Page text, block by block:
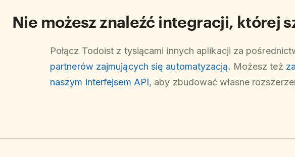
Nie możesz znaleźć integracji, której
Połącz Todoist z tysiącami innych aplikacji za
partnerów zajmujących się automatyzacją. Możesz też
naszym interfejsem API, aby zbudować własne